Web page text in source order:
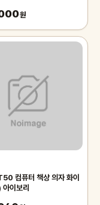
원
컴퓨터 책상 의자 화이
이보리